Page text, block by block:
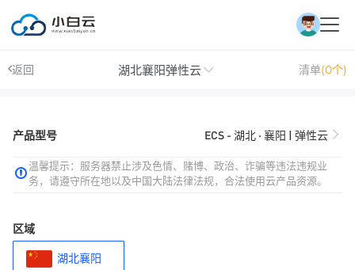
返回 湖北襄阳弹性云 清单(0个)
产品型号 ECS - 湖北 · 襄阳 | 弹性云
温馨提示：服务器禁止涉及色情、赌博、政治、诈骗等违法违规业
务，请遵守所在地以及中国大陆法律法规，合法使用云产品资源。
区域
湖北襄阳